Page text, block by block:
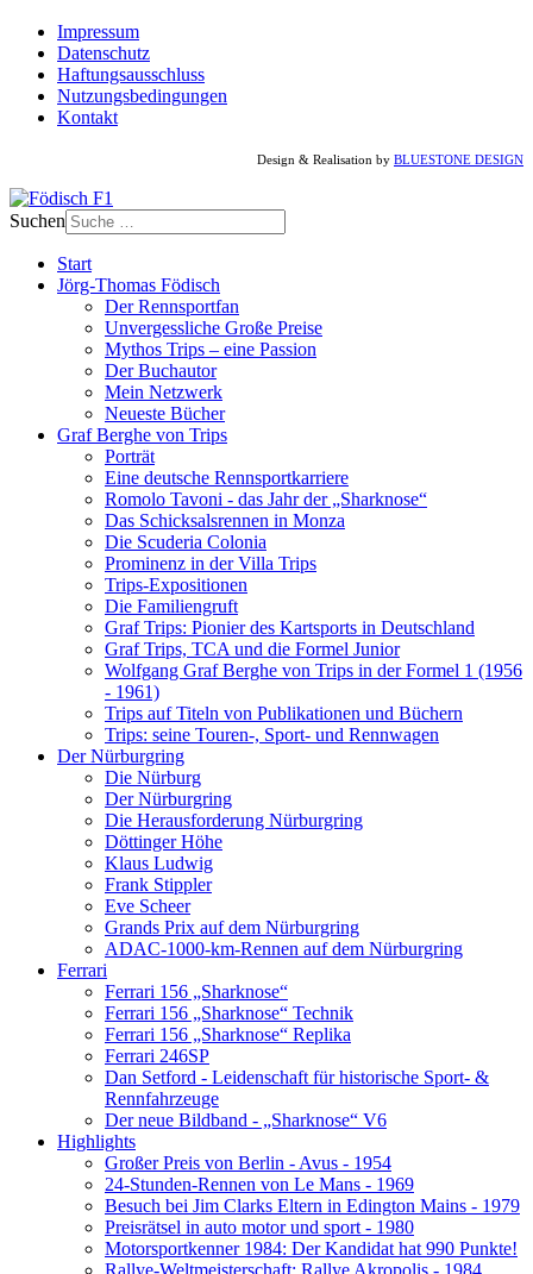
Impressum
Datenschutz
Haftungsausschluss
Nutzungsbedingungen
Kontakt
Design & Realisation by BLUESTONE DESIGN
Suchen
Start
Jörg-Thomas Födisch
Der Rennsportfan
Unvergessliche Große Preise
Mythos Trips – eine Passion
Der Buchautor
Mein Netzwerk
Neueste Bücher
Graf Berghe von Trips
Porträt
Eine deutsche Rennsportkarriere
Romolo Tavoni - das Jahr der „Sharknose“
Das Schicksalsrennen in Monza
Die Scuderia Colonia
Prominenz in der Villa Trips
Trips-Expositionen
Die Familiengruft
Graf Trips: Pionier des Kartsports in Deutschland
Graf Trips, TCA und die Formel Junior
Wolfgang Graf Berghe von Trips in der Formel 1 (1956
- 1961)
Trips auf Titeln von Publikationen und Büchern
Trips: seine Touren-, Sport- und Rennwagen
Der Nürburgring
Die Nürburg
Der Nürburgring
Die Herausforderung Nürburgring
Döttinger Höhe
Klaus Ludwig
Frank Stippler
Eve Scheer
Grands Prix auf dem Nürburgring
ADAC-1000-km-Rennen auf dem Nürburgring
Ferrari
Ferrari 156 „Sharknose“
Ferrari 156 „Sharknose“ Technik
Ferrari 156 „Sharknose“ Replika
Ferrari 246SP
Dan Setford - Leidenschaft für historische Sport- &
Rennfahrzeuge
Der neue Bildband - „Sharknose“ V6
Highlights
Großer Preis von Berlin - Avus - 1954
24-Stunden-Rennen von Le Mans - 1969
Besuch bei Jim Clarks Eltern in Edington Mains - 1979
Preisrätsel in auto motor und sport - 1980
Motorsportkenner 1984: Der Kandidat hat 990 Punkte!
Rallye-Weltmeisterschaft: Rallye Akropolis - 1984